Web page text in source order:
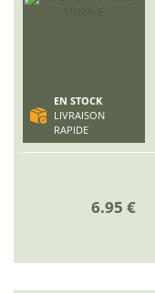
EN STOCK
LIVRAISON
RAPIDE
6.95 €